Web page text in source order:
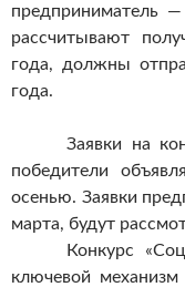
предприниматель
рассчитывают
года, должны
года.
Заявки на
победители
осенью. Заявки
марта, будут
Конкурс
ключевой